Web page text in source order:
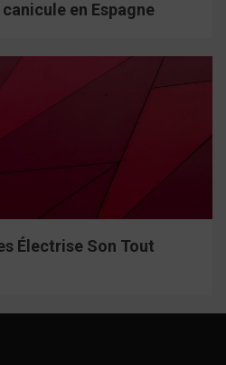
en Espagne
Électrise Son Tout